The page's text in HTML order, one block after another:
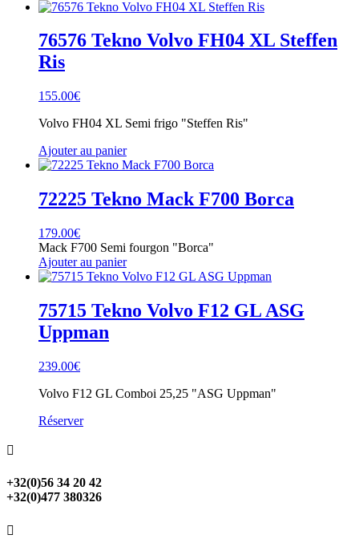
76576 Tekno Volvo FH04 XL Steffen
Ris
155.00€
Volvo FH04 XL Semi frigo "Steffen Ris"
Ajouter au panier
72225 Tekno Mack F700 Borca
179.00€
Mack F700 Semi fourgon "Borca"
Ajouter au panier
75715 Tekno Volvo F12 GL ASG
Uppman
239.00€
Volvo F12 GL Comboi 25,25 "ASG Uppman"
Réserver

+32(0)56 34 20 42
+32(0)477 380326
